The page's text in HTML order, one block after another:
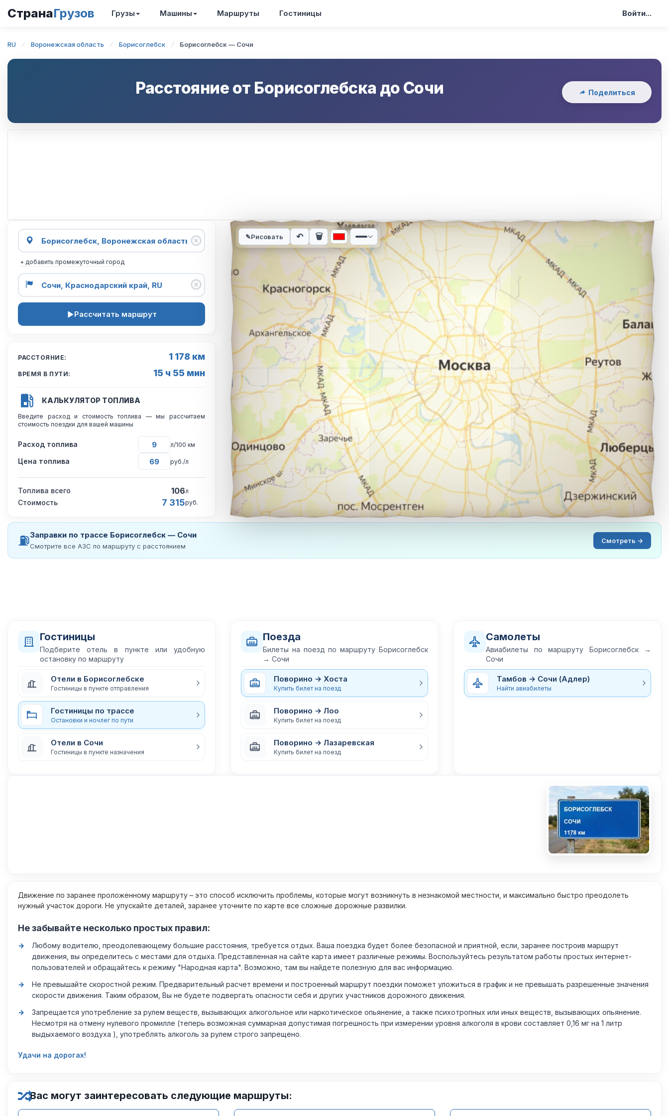
СтранаГрузов Грузы Машины Маршруты Гостиницы Войти...
RU Воронежская область Борисоглебск Борисоглебск — Сочи
Расстояние от Борисоглебска до Сочи Поделиться
+ добавить промежуточный город
Рассчитать маршрут
РАССТОЯНИЕ: 1 178 км
ВРЕМЯ В ПУТИ: 15 ч 55 мин
КАЛЬКУЛЯТОР ТОПЛИВА
Введите расход и стоимость топлива — мы рассчитаем
стоимость поездки для вашей машины
Расход топлива л/100 км
Цена топлива руб./л
Топлива всего 106л
Стоимость 7 315руб.
Интерактивная карта автомобильного маршрута из города Борисоглебск в город Сочи.
✎Рисовать ↶ 🗑
⛽Заправки по трассе Борисоглебск — Сочи
Смотрите все АЗС по маршруту с расстоянием
Смотреть →
Гостиницы
Подберите отель в пункте или удобную
остановку по маршруту
Отели в Борисоглебске
Гостиницы в пункте отправления
Гостиницы по трассе
Остановки и ночлег по пути
Отели в Сочи
Гостиницы в пункте назначения
Поезда
Билеты на поезд по маршруту Борисоглебск
→ Сочи
Поворино → Хоста
Купить билет на поезд
Поворино → Лоо
Купить билет на поезд
Поворино → Лазаревская
Купить билет на поезд
Самолеты
Авиабилеты по маршруту Борисоглебск →
Сочи
Тамбов → Сочи (Адлер)
Найти авиабилеты
Движение по заранее проложенному маршруту – это способ исключить проблемы, которые могут возникнуть в незнакомой местности, и максимально быстро преодолеть
нужный участок дороги. Не упускайте деталей, заранее уточните по карте все сложные дорожные развилки.
Не забывайте несколько простых правил:
Любому водителю, преодолевающему большие расстояния, требуется отдых. Ваша поездка будет более безопасной и приятной, если, заранее построив маршрут
движения, вы определитесь с местами для отдыха. Представленная на сайте карта имеет различные режимы. Воспользуйтесь результатом работы простых интернет-
пользователей и обращайтесь к режиму "Народная карта". Возможно, там вы найдете полезную для вас информацию.
Не превышайте скоростной режим. Предварительный расчет времени и построенный маршрут поездки поможет уложиться в график и не превышать разрешенные значения
скорости движения. Таким образом, Вы не будете подвергать опасности себя и других участников дорожного движения.
Запрещается употребление за рулем веществ, вызывающих алкогольное или наркотическое опьянение, а также психотропных или иных веществ, вызывающих опьянение.
Несмотря на отмену нулевого промилле (теперь возможная суммарная допустимая погрешность при измерении уровня алкоголя в крови составляет 0,16 мг на 1 литр
выдыхаемого воздуха ), употреблять алкоголь за рулем строго запрещено.
Удачи на дорогах!
Вас могут заинтересовать следующие маршруты: